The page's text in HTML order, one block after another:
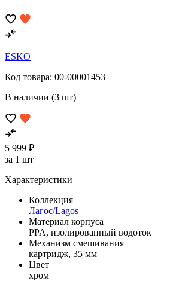
ESKO
Код товара: 00-00001453
В наличии (3 шт)
5 999 ₽
за 1 шт
Характеристики
Коллекция
Лагос/Lagos
Материал корпуса
PPA, изолированный водоток
Механизм смешивания
картридж, 35 мм
Цвет
хром